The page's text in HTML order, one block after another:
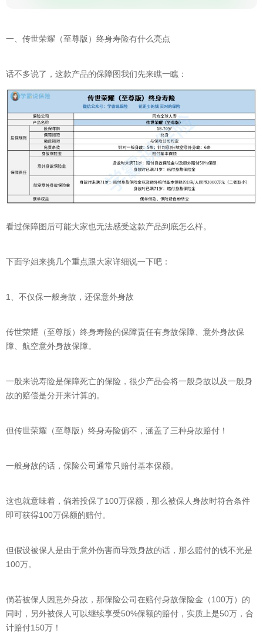
一、传世荣耀（至尊版）终身寿险有什么亮点
话不多说了，这款产品的保障图我们先来瞧一瞧：
看过保障图后可能大家也无法感受这款产品到底怎么样。
下面学姐来挑几个重点跟大家详细说一下吧：
1、不仅保一般身故，还保意外身故
传世荣耀（至尊版）终身寿险的保障责任有身故保障、意外身故保
障、航空意外身故保障。
一般来说寿险是保障死亡的保险，很少产品会将一般身故以及一般身
故的赔偿是分开来计算的。
但传世荣耀（至尊版）终身寿险偏不，涵盖了三种身故赔付！
一般身故的话，保险公司通常只赔付基本保额。
这也就意味着，倘若投保了100万保额，那么被保人身故时符合条件
即可获得100万保额的赔付。
但假设被保人是由于意外伤害而导致身故的话，那么赔付的钱不光是
100万。
倘若被保人因意外身故，那保险公司在赔付身故保险金（100万）的
同时，另外被保人可以继续享受50%保额的赔付，实质上是50万，合
计赔付150万！